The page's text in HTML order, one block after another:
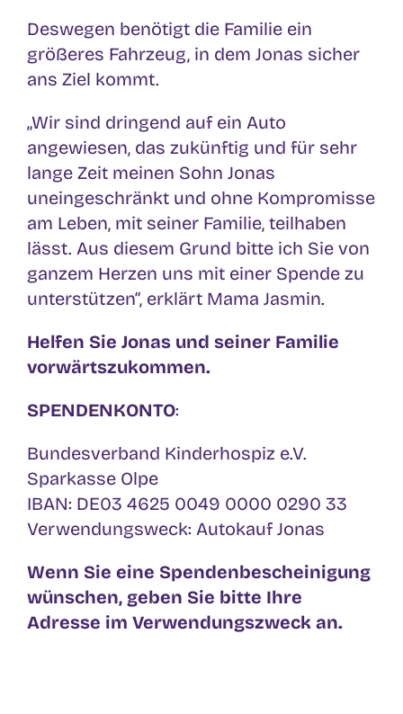
Deswegen benötigt die Familie ein
größeres Fahrzeug, in dem Jonas sicher
ans Ziel kommt.
„Wir sind dringend auf ein Auto
angewiesen, das zukünftig und für sehr
lange Zeit meinen Sohn Jonas
uneingeschränkt und ohne Kompromisse
am Leben, mit seiner Familie, teilhaben
lässt. Aus diesem Grund bitte ich Sie von
ganzem Herzen uns mit einer Spende zu
unterstützen“, erklärt Mama Jasmin.
Helfen Sie Jonas und seiner Familie
vorwärtszukommen.
SPENDENKONTO:
Bundesverband Kinderhospiz e.V.
Sparkasse Olpe
IBAN: DE03 4625 0049 0000 0290 33
Verwendungsweck: Autokauf Jonas
Wenn Sie eine Spendenbescheinigung
wünschen, geben Sie bitte Ihre
Adresse im Verwendungszweck an.